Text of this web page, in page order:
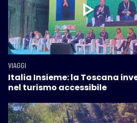
VIAGGI
Italia Insieme: la Toscana
nel turismo accessibile